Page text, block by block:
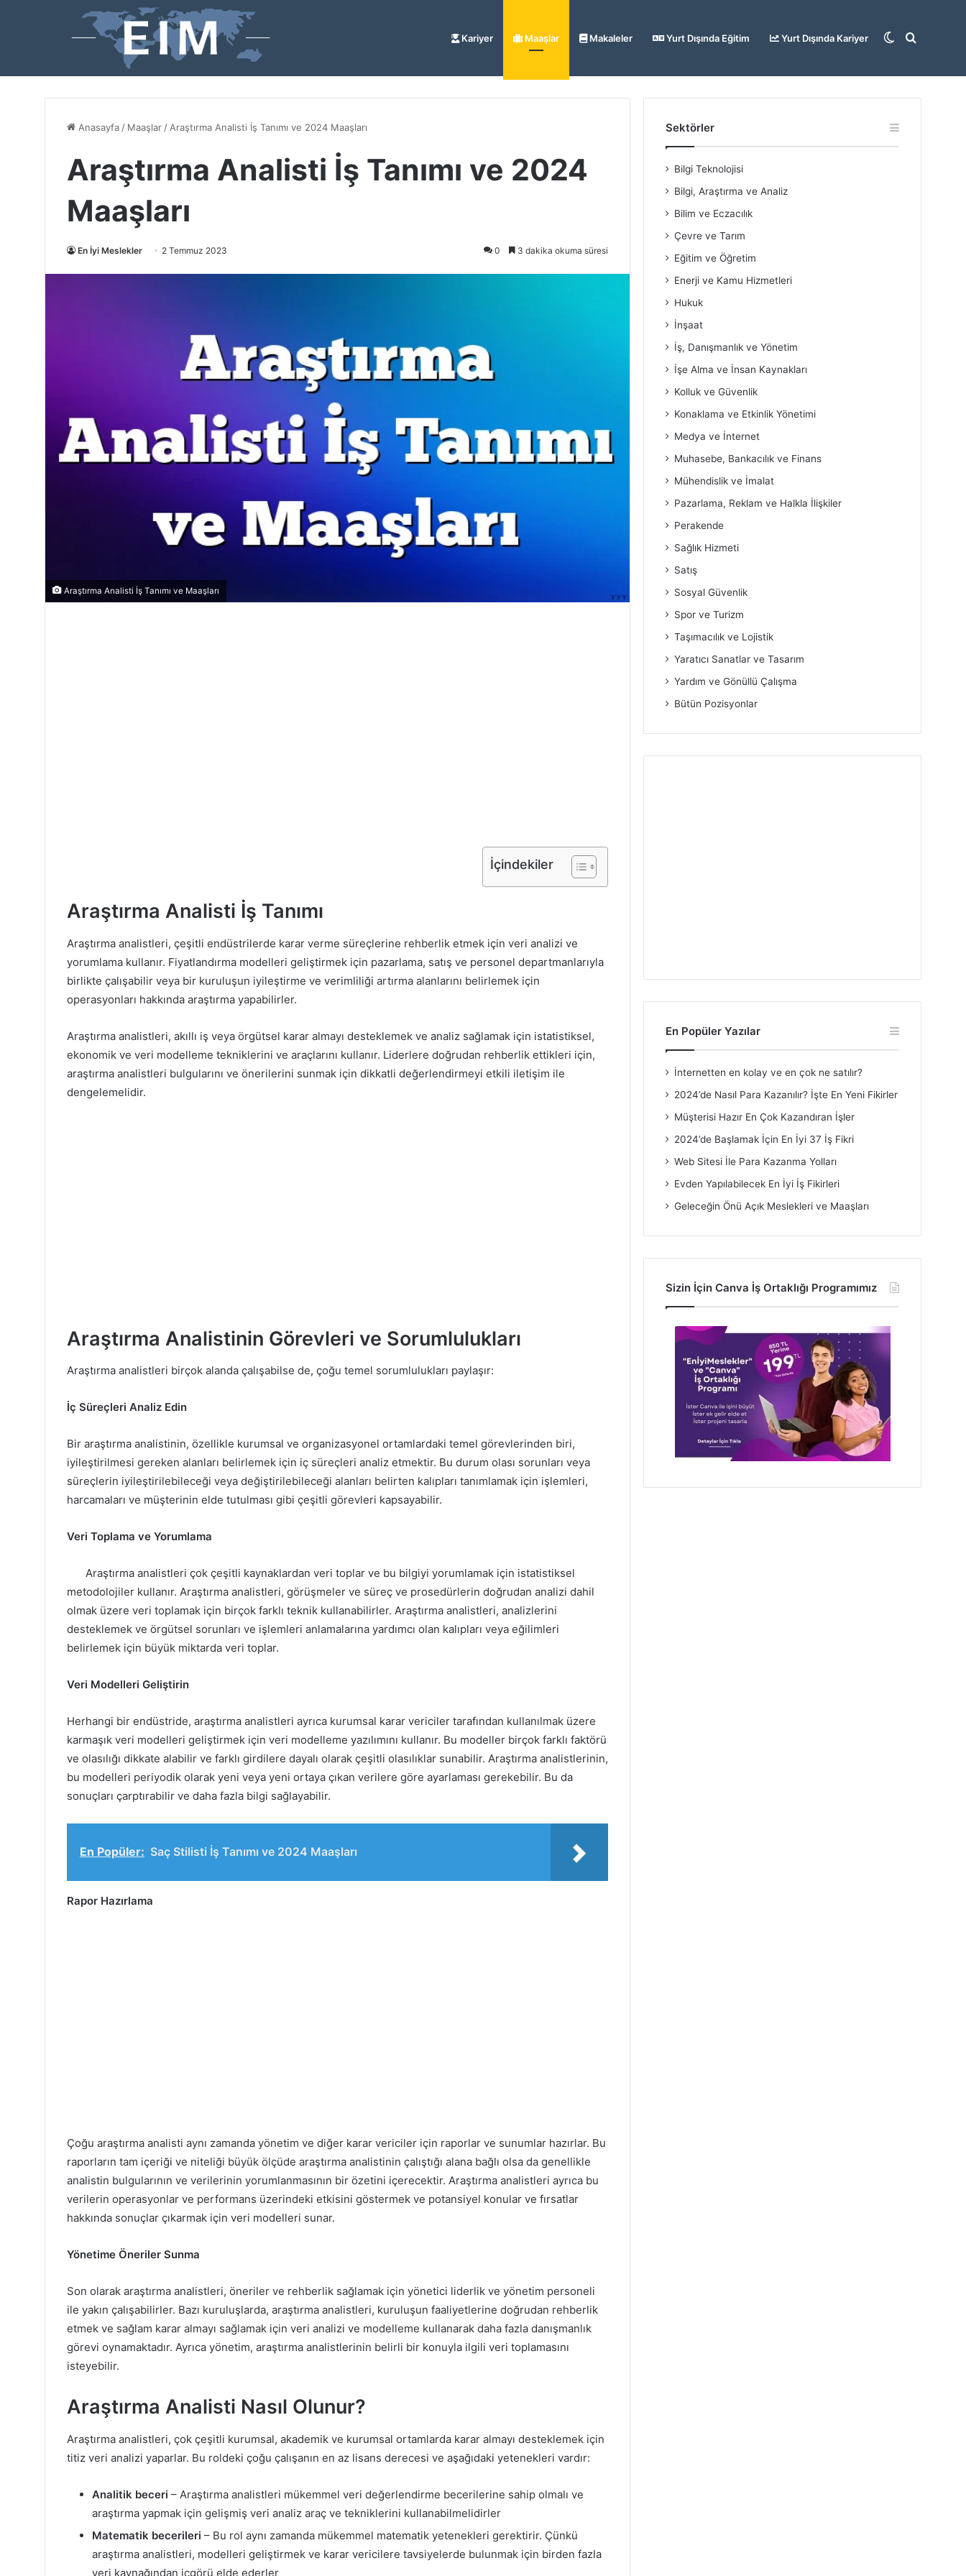
Kariyer Maaşlar Makaleler Yurt Dışında Eğitim Yurt Dışında Kariyer Arama
Dış
Anasayfa / Maaşlar / Araştırma Analisti İş Tanımı ve 2024 Maaşları
Araştırma Analisti İş Tanımı ve 2024
Maaşları
En İyi Meslekler 2 Temmuz 2023 0 3 dakika okuma süresi
Araştırma Analisti İş Tanımı ve Maaşları
İçindekiler
Araştırma Analisti İş Tanımı
Araştırma analistleri, çeşitli endüstrilerde karar verme süreçlerine rehberlik etmek için veri analizi ve
yorumlama kullanır. Fiyatlandırma modelleri geliştirmek için pazarlama, satış ve personel departmanlarıyla
birlikte çalışabilir veya bir kuruluşun iyileştirme ve verimliliği artırma alanlarını belirlemek için
operasyonları hakkında araştırma yapabilirler.
Araştırma analistleri, akıllı iş veya örgütsel karar almayı desteklemek ve analiz sağlamak için istatistiksel,
ekonomik ve veri modelleme tekniklerini ve araçlarını kullanır. Liderlere doğrudan rehberlik ettikleri için,
araştırma analistleri bulgularını ve önerilerini sunmak için dikkatli değerlendirmeyi etkili iletişim ile
dengelemelidir.
Araştırma Analistinin Görevleri ve Sorumlulukları
Araştırma analistleri birçok alanda çalışabilse de, çoğu temel sorumlulukları paylaşır:
İç Süreçleri Analiz Edin
Bir araştırma analistinin, özellikle kurumsal ve organizasyonel ortamlardaki temel görevlerinden biri,
iyileştirilmesi gereken alanları belirlemek için iç süreçleri analiz etmektir. Bu durum olası sorunları veya
süreçlerin iyileştirilebileceği veya değiştirilebileceği alanları belirten kalıpları tanımlamak için işlemleri,
harcamaları ve müşterinin elde tutulması gibi çeşitli görevleri kapsayabilir.
Veri Toplama ve Yorumlama
Araştırma analistleri çok çeşitli kaynaklardan veri toplar ve bu bilgiyi yorumlamak için istatistiksel
metodolojiler kullanır. Araştırma analistleri, görüşmeler ve süreç ve prosedürlerin doğrudan analizi dahil
olmak üzere veri toplamak için birçok farklı teknik kullanabilirler. Araştırma analistleri, analizlerini
desteklemek ve örgütsel sorunları ve işlemleri anlamalarına yardımcı olan kalıpları veya eğilimleri
belirlemek için büyük miktarda veri toplar.
Veri Modelleri Geliştirin
Herhangi bir endüstride, araştırma analistleri ayrıca kurumsal karar vericiler tarafından kullanılmak üzere
karmaşık veri modelleri geliştirmek için veri modelleme yazılımını kullanır. Bu modeller birçok farklı faktörü
ve olasılığı dikkate alabilir ve farklı girdilere dayalı olarak çeşitli olasılıklar sunabilir. Araştırma analistlerinin,
bu modelleri periyodik olarak yeni veya yeni ortaya çıkan verilere göre ayarlaması gerekebilir. Bu da
sonuçları çarptırabilir ve daha fazla bilgi sağlayabilir.
En Popüler: Saç Stilisti İş Tanımı ve 2024 Maaşları
Rapor Hazırlama
Çoğu araştırma analisti aynı zamanda yönetim ve diğer karar vericiler için raporlar ve sunumlar hazırlar. Bu
raporların tam içeriği ve niteliği büyük ölçüde araştırma analistinin çalıştığı alana bağlı olsa da genellikle
analistin bulgularının ve verilerinin yorumlanmasının bir özetini içerecektir. Araştırma analistleri ayrıca bu
verilerin operasyonlar ve performans üzerindeki etkisini göstermek ve potansiyel konular ve fırsatlar
hakkında sonuçlar çıkarmak için veri modelleri sunar.
Yönetime Öneriler Sunma
Son olarak araştırma analistleri, öneriler ve rehberlik sağlamak için yönetici liderlik ve yönetim personeli
ile yakın çalışabilirler. Bazı kuruluşlarda, araştırma analistleri, kuruluşun faaliyetlerine doğrudan rehberlik
etmek ve sağlam karar almayı sağlamak için veri analizi ve modelleme kullanarak daha fazla danışmanlık
görevi oynamaktadır. Ayrıca yönetim, araştırma analistlerinin belirli bir konuyla ilgili veri toplamasını
isteyebilir.
Araştırma Analisti Nasıl Olunur?
Araştırma analistleri, çok çeşitli kurumsal, akademik ve kurumsal ortamlarda karar almayı desteklemek için
titiz veri analizi yaparlar. Bu roldeki çoğu çalışanın en az lisans derecesi ve aşağıdaki yetenekleri vardır:
Analitik beceri – Araştırma analistleri mükemmel veri değerlendirme becerilerine sahip olmalı ve
araştırma yapmak için gelişmiş veri analiz araç ve tekniklerini kullanabilmelidirler
Matematik becerileri – Bu rol aynı zamanda mükemmel matematik yetenekleri gerektirir. Çünkü
araştırma analistleri, modelleri geliştirmek ve karar vericilere tavsiyelerde bulunmak için birden fazla
veri kaynağından içgörü elde ederler
Sektörler
Bilgi Teknolojisi
Bilgi, Araştırma ve Analiz
Bilim ve Eczacılık
Çevre ve Tarım
Eğitim ve Öğretim
Enerji ve Kamu Hizmetleri
Hukuk
İnşaat
İş, Danışmanlık ve Yönetim
İşe Alma ve İnsan Kaynakları
Kolluk ve Güvenlik
Konaklama ve Etkinlik Yönetimi
Medya ve İnternet
Muhasebe, Bankacılık ve Finans
Mühendislik ve İmalat
Pazarlama, Reklam ve Halkla İlişkiler
Perakende
Sağlık Hizmeti
Satış
Sosyal Güvenlik
Spor ve Turizm
Taşımacılık ve Lojistik
Yaratıcı Sanatlar ve Tasarım
Yardım ve Gönüllü Çalışma
Bütün Pozisyonlar
En Popüler Yazılar
İnternetten en kolay ve en çok ne satılır?
2024’de Nasıl Para Kazanılır? İşte En Yeni Fikirler
Müşterisi Hazır En Çok Kazandıran İşler
2024’de Başlamak İçin En İyi 37 İş Fikri
Web Sitesi İle Para Kazanma Yolları
Evden Yapılabilecek En İyi İş Fikirleri
Geleceğin Önü Açık Meslekleri ve Maaşları
Sizin İçin Canva İş Ortaklığı Programımız